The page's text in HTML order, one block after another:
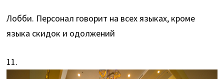
Лобби. Персонал говорит на всех языках, кроме
языка скидок и одолжений
11.